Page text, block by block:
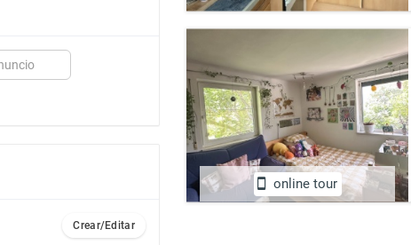
online tour
Crear/Editar